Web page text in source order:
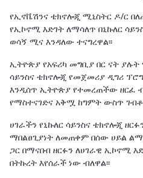
የኢኖቬሽንና ቴክኖሎጂ ሚኒስትር ዶ/ር
የኢኮኖሚ እድገት ለማሳለጥ በኒኩለር
ወሳኝ ሚና እንዳለው ተናግረዋል፡፡
ኢትዮጵያ የአፍሪካ መግቢያ በር ናት
ሳይንስና ቴክኖሎጂ የመጀመሪያ ዲግሪ
እንዲሰጥ ኢትዮጵያ የተመረጠችው ዘርፈ
የማስተናገድና አቅሟ ከግምት ውስጥ ገብቶ
ሀገራችን የኒኩለር ሳይንስና ቴክኖሎጂ
ማበልፀጊያነት ለመጠቀም በሰው ሀይል
ጋር በማናበብ ዘርፉን ለሀገራዊ ኢኮኖሚ
በትኩረት እየሰራች ነው ብለዋል፡፡